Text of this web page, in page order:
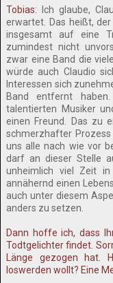
Tobias: Ich glaube,
erwartet. Das heißt,
insgesamt auf eine
zumindest nicht
zwar eine Band die
würde auch Claudio
Interessen sich
Band entfernt
talentierten Musiker
einen Freund. Das zu
schmerzhafter
uns alle nach wie vor
darf an dieser Stelle
unheimlich viel Zeit
annähernd einen
auch unter diesem
anders zu setzen.
Dann hoffe ich, dass
Todtgelichter findet.
Länge gezogen hat.
loswerden wollt? Eine